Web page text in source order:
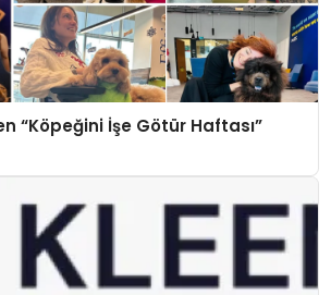
“Köpeğini İşe Götür Haftası”